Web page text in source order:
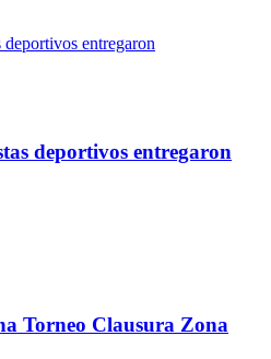
deportivos entregaron
Torneo Clausura Zona